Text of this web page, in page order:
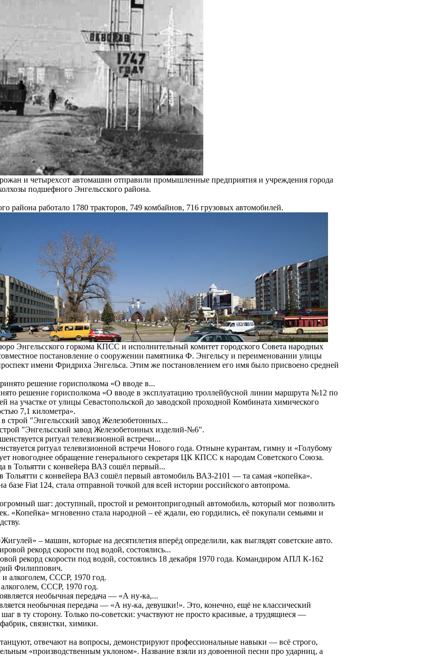
и четырехсот автомашин отправили промышленные предприятия и учреждения города
подшефного Энгельсского района.
района работало 1780 тракторов, 749 комбайнов, 716 грузовых автомобилей.
Энгельсского горкома КПСС и исполнительный комитет городского Совета народных
постановление о сооружении памятника Ф. Энгельсу и переименовании улицы
имени Фридриха Энгельса. Этим же постановлением его имя было присвоено средней
решение горисполкома «О вводе в эксплуатацию троллейбусной линии маршрута №12 по
на участке от улицы Севастопольской до заводской проходной Комбината химического
7,1 километра».
"Энгельсский завод Железобетонных изделий-№6".
ритуал телевизионной встречи Нового года. Отныне курантам, гимну и «Голубому
новогоднее обращение генерального секретаря ЦК КПСС к народам Советского Союза.
Тольятти с конвейера ВАЗ сошёл первый автомобиль ВАЗ-2101 — та самая «копейка».
базе Fiat 124, стала отправной точкой для всей истории российского автопрома.
шаг: доступный, простой и ремонтопригодный автомобиль, который мог позволить
«Копейка» мгновенно стала народной – её ждали, ею гордились, её покупали семьями и
– машин, которые на десятилетия вперёд определили, как выглядят советские авто.
рекорд скорости под водой, состоялись 18 декабря 1970 года. Командиром АПЛ К-162
Филиппович.
СССР, 1970 год.
необычная передача — «А ну-ка, девушки!». Это, конечно, ещё не классический
в ту сторону. Только по-советски: участвуют не просто красивые, а трудящиеся —
связистки, химики.
отвечают на вопросы, демонстрируют профессиональные навыки — всё строго,
«производственным уклоном». Название взяли из довоенной песни про ударниц, а